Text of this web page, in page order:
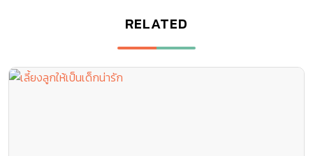
RELATED